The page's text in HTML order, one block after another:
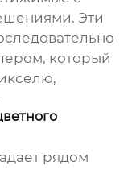
Эти
который
рядом